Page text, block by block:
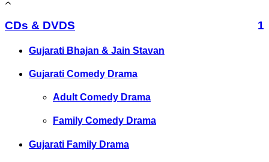
CDs & DVDS 1
Gujarati Bhajan & Jain Stavan
Gujarati Comedy Drama
Adult Comedy Drama
Family Comedy Drama
Gujarati Family Drama